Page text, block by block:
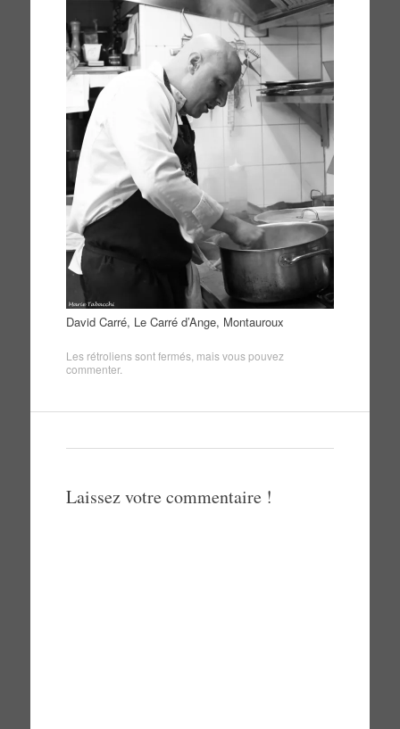
David Carré, Le Carré d’Ange, Montauroux
Les rétroliens sont fermés, mais vous pouvez
commenter.
Laissez votre commentaire !